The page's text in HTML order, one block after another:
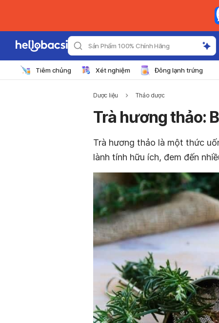
Sản Phẩm 100% Chính Hãng
Tiêm chủng Xét nghiệm Đông lạnh trứng
Dược liệu Thảo dược
Trà hương thảo:
Trà hương thảo là một thức
lành tính hữu ích, đem đến